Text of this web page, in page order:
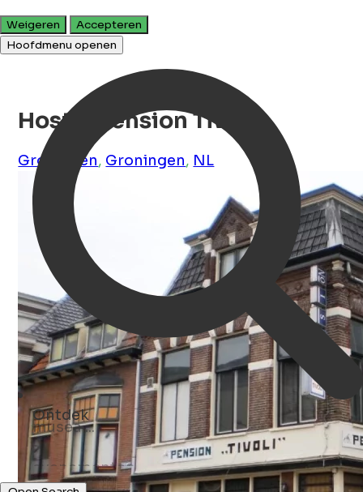
Weigeren
Accepteren
Hoofdmenu openen
Ontdek
evenementen ...
Open Search
Hostel Pension Tivoli
Groningen, Groningen, NL